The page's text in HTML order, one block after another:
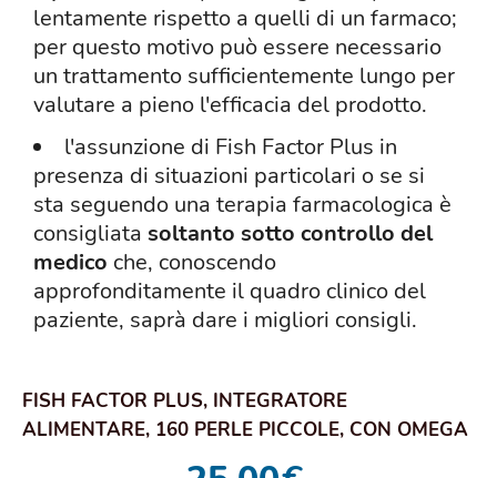
lentamente rispetto a quelli di un farmaco;
per questo motivo può essere necessario
un trattamento sufficientemente lungo per
valutare a pieno l'efficacia del prodotto.
l'assunzione di Fish Factor Plus in
presenza di situazioni particolari o se si
sta seguendo una terapia farmacologica è
consigliata soltanto sotto controllo del
medico che, conoscendo
approfonditamente il quadro clinico del
paziente, saprà dare i migliori consigli.
FISH FACTOR PLUS, INTEGRATORE
ALIMENTARE, 160 PERLE PICCOLE, CON OMEGA